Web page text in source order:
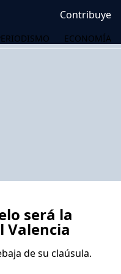
Contribuye
ECONOMÍA
será la
Valencia
de su claúsula.